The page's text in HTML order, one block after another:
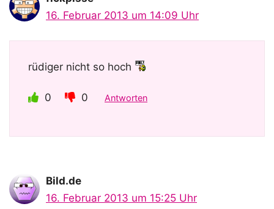
16. Februar 2013 um 14:09 Uhr
rüdiger nicht so hoch
0 0 Antworten
Bild.de
16. Februar 2013 um 15:25 Uhr